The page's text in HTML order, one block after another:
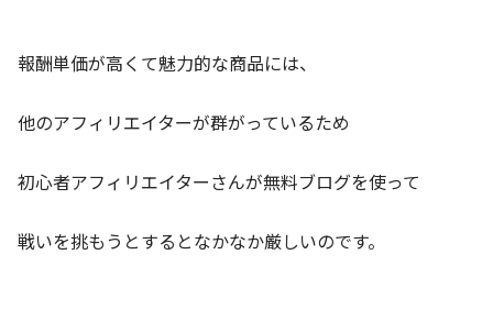
報酬単価が高くて魅力的な商品には、
他のアフィリエイターが群がっているため
初心者アフィリエイターさんが無料ブログを使って
戦いを挑もうとするとなかなか厳しいのです。